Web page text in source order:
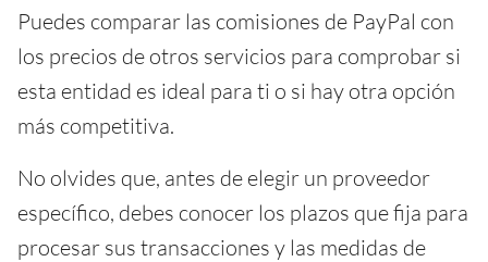
Puedes comparar las comisiones de PayPal con
los precios de otros servicios para comprobar si
esta entidad es ideal para ti o si hay otra opción
más competitiva.
No olvides que, antes de elegir un proveedor
específico, debes conocer los plazos que fija para
procesar sus transacciones y las medidas de